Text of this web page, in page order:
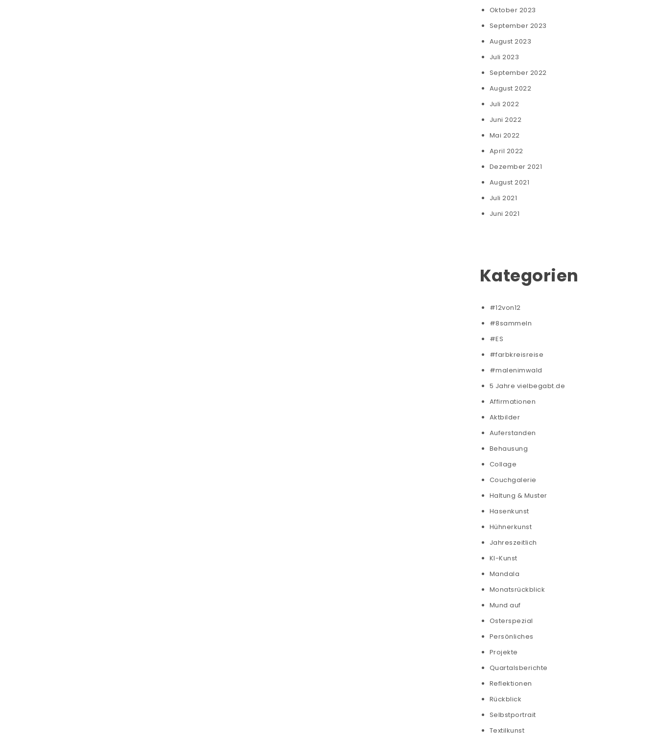
Oktober 2023
September 2023
August 2023
Juli 2023
September 2022
August 2022
Juli 2022
Juni 2022
Mai 2022
April 2022
Dezember 2021
August 2021
Juli 2021
Juni 2021
Kategorien
#12von12
#8sammeln
#ES
#farbkreisreise
#malenimwald
5 Jahre vielbegabt.de
Affirmationen
Aktbilder
Auferstanden
Behausung
Collage
Couchgalerie
Haltung & Muster
Hasenkunst
Hühnerkunst
Jahreszeitlich
KI-Kunst
Mandala
Monatsrückblick
Mund auf
Osterspezial
Persönliches
Projekte
Quartalsberichte
Reflektionen
Rückblick
Selbstportrait
Textilkunst